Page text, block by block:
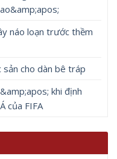
náo loạn trước thềm
sản cho dàn bê tráp
khi định
của FIFA